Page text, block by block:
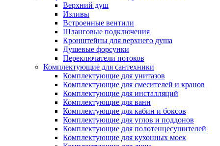
Верхний душ
Изливы
Встроенные вентили
Шланговые подключения
Кронштейны для верхнего душа
Душевые форсунки
Переключатели потоков
Комплектующие для сантехники
Комплектующие для унитазов
Комплектующие для смесителей и кранов
Комплектующие для инсталляций
Комплектующие для ванн
Комплектующие для кабин и боксов
Комплектующие для углов и поддонов
Комплектующие для полотенцесушителей
Комплектующие для кухонных моек